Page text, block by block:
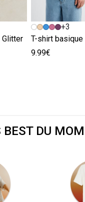
Glitter
+3
T-shirt basique
9.99€
BEST DU